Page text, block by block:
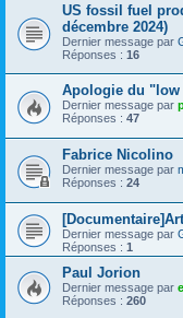
US fossil fuel
décembre 2024)
Dernier message par
Réponses : 16
Apologie du
Dernier message par
Réponses : 47
Fabrice Nicolino
Dernier message par
Réponses : 24
Dernier message par
Réponses : 1
Paul Jorion
Dernier message par
Réponses : 260